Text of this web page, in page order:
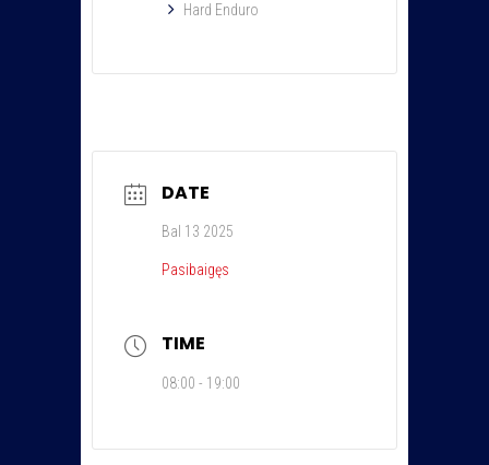
Hard Enduro
DATE
Bal 13 2025
Pasibaigęs
TIME
08:00 - 19:00